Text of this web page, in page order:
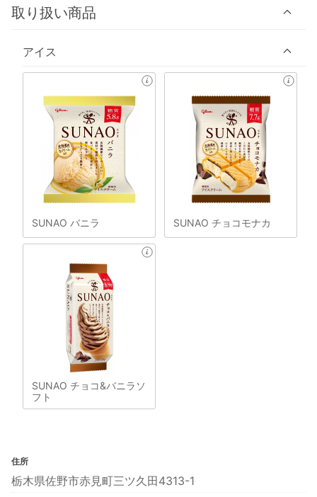
取り扱い商品
アイス
SUNAO バニラ SUNAO チョコモナカ
SUNAO チョコ&バニラソ
フト
住所
栃木県佐野市赤見町三ツ久田4313-1